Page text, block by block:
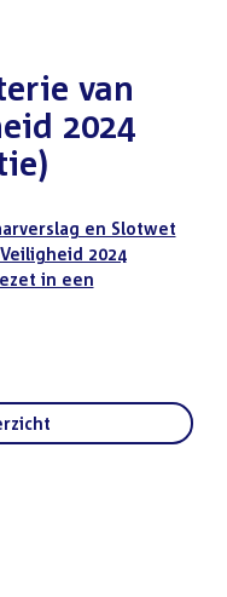
van
2024
en Slotwet
2024
in een